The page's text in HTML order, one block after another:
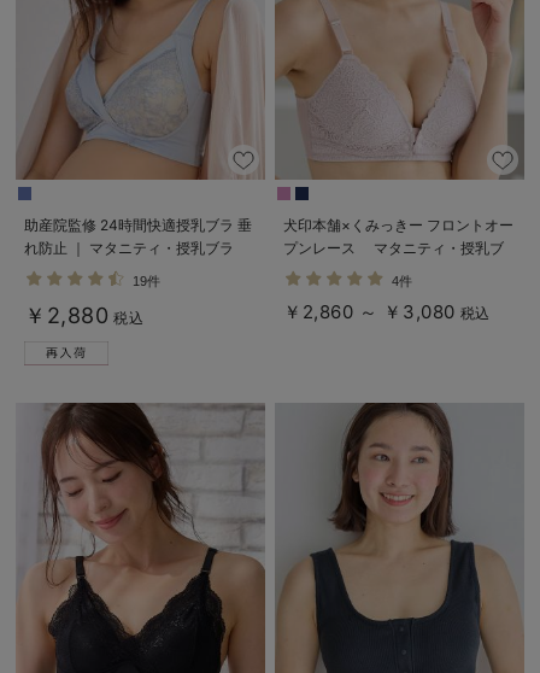
保育園・入園準備特集
ファルスカ
デロンギ
入院準備の持ち物チェック
助産院監修 24時間快適授乳ブラ 垂
れ防止 ｜ マタニティ・授乳ブラ
19件
￥2,880 税込
犬印本舗×くみっきー フロントオー
プンレース マタニティ・授乳ブ
ラ
4件
￥2,860 ～ ￥3,080 税込